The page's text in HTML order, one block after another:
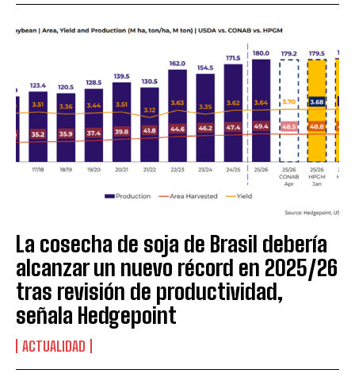
La cosecha de soja de Brasil debería
alcanzar un nuevo récord en 2025/26
tras revisión de productividad,
señala Hedgepoint
ACTUALIDAD